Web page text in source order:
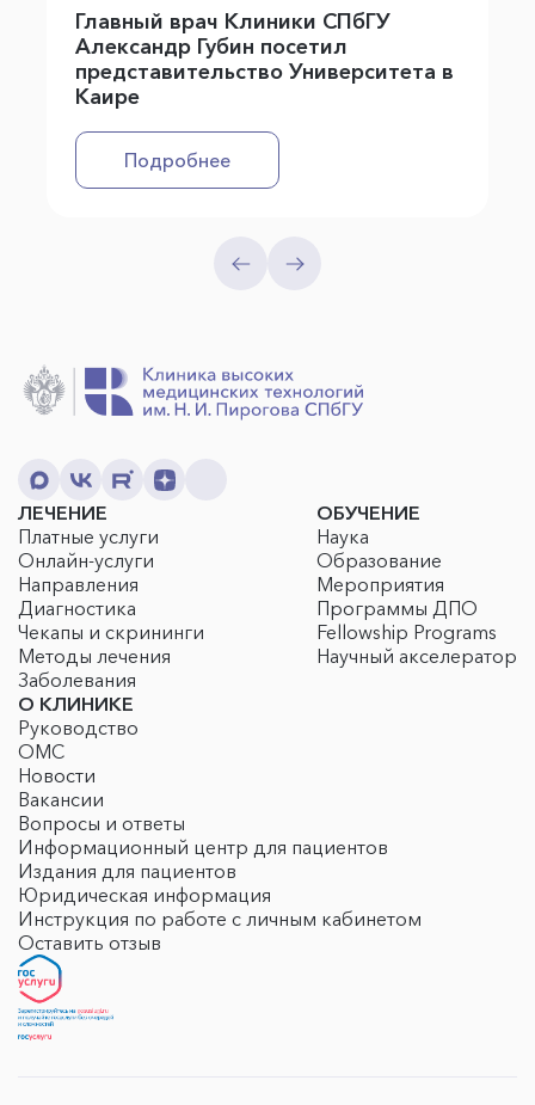
Главный врач Клиники СПбГУ
Александр Губин посетил
представительство Университета в
Каире
Подробнее
ЛЕЧЕНИЕ
Платные услуги
Онлайн-услуги
Направления
Диагностика
Чекапы и скрининги
Методы лечения
Заболевания
ОБУЧЕНИЕ
Наука
Образование
Мероприятия
Программы ДПО
Fellowship Programs
Научный акселератор
О КЛИНИКЕ
Руководство
ОМС
Новости
Вакансии
Вопросы и ответы
Информационный центр для пациентов
Издания для пациентов
Юридическая информация
Инструкция по работе с личным кабинетом
Оставить отзыв